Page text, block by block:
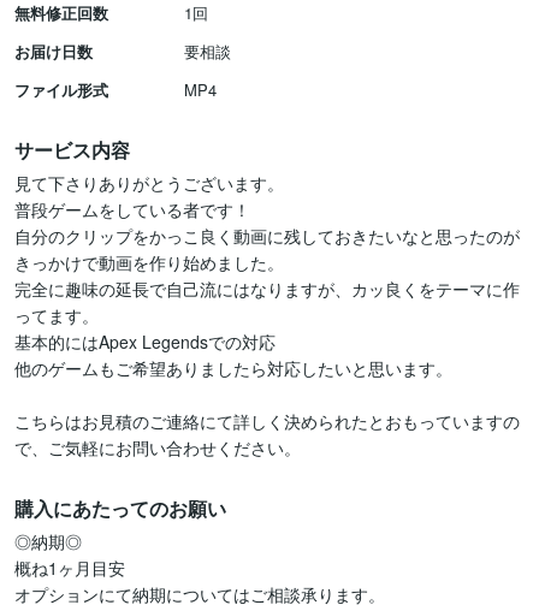
無料修正回数
1回
お届け日数
要相談
ファイル形式
MP4
サービス内容
見て下さりありがとうございます。
普段ゲームをしている者です！
自分のクリップをかっこ良く動画に残しておきたいなと思ったのが
きっかけで動画を作り始めました。
完全に趣味の延長で自己流にはなりますが、カッ良くをテーマに作
ってます。
基本的にはApex Legendsでの対応
他のゲームもご希望ありましたら対応したいと思います。
こちらはお見積のご連絡にて詳しく決められたとおもっていますの
で、ご気軽にお問い合わせください。
購入にあたってのお願い
◎納期◎
概ね1ヶ月目安
オプションにて納期についてはご相談承ります。